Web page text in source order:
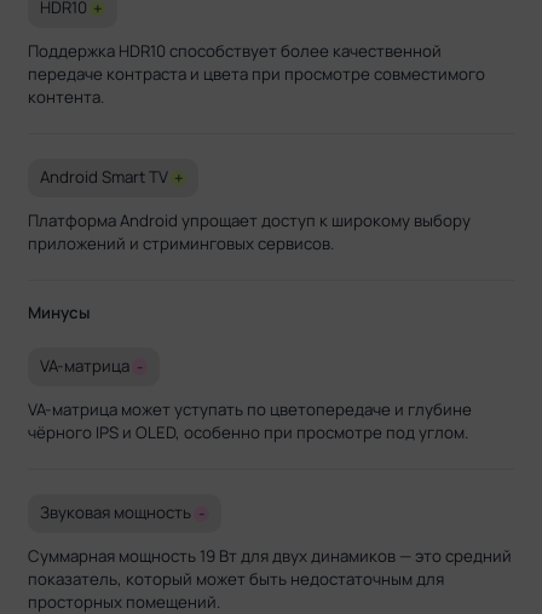
HDR10 +
Поддержка HDR10 способствует более качественной
передаче контраста и цвета при просмотре совместимого
контента.
Android Smart TV +
Платформа Android упрощает доступ к широкому выбору
приложений и стриминговых сервисов.
Минусы
VA-матрица -
VA-матрица может уступать по цветопередаче и глубине
чёрного IPS и OLED, особенно при просмотре под углом.
Звуковая мощность -
Суммарная мощность 19 Вт для двух динамиков — это средний
показатель, который может быть недостаточным для
просторных помещений.